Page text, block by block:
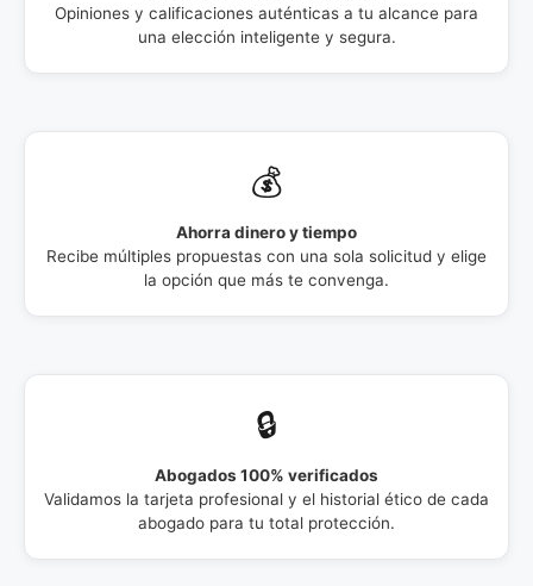
Opiniones y calificaciones auténticas a tu alcance para
una elección inteligente y segura.
💰
Ahorra dinero y tiempo
Recibe múltiples propuestas con una sola solicitud y elige
la opción que más te convenga.
🔒
Abogados 100% verificados
Validamos la tarjeta profesional y el historial ético de cada
abogado para tu total protección.